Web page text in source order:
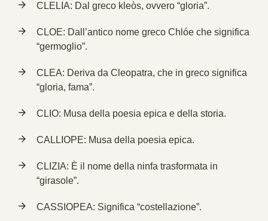
CLELIA: Dal greco kleòs, ovvero “gloria”.
CLOE: Dall’antico nome greco Chlóe che significa
“germoglio”.
CLEA: Deriva da Cleopatra, che in greco significa
“gloria, fama”.
CLIO: Musa della poesia epica e della storia.
CALLIOPE: Musa della poesia epica.
CLIZIA: È il nome della ninfa trasformata in
“girasole”.
CASSIOPEA: Significa “costellazione”.